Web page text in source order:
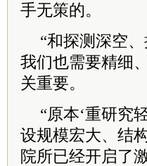
手无策的。
“和探测深空
我们也需要精细
关重要。
“原本‘重研究
设规模宏大、结
院所已经开启了